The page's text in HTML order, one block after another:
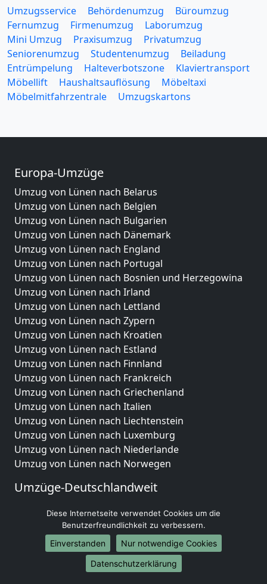
Umzugsservice Behördenumzug
Büroumzug
Fernumzug
Firmenumzug
Laborumzug
Mini Umzug
Praxisumzug
Privatumzug
Seniorenumzug
Studentenumzug
Beiladung
Entrümpelung
Halteverbotszone
Klaviertransport
Möbellift
Haushaltsauflösung
Möbeltaxi
Möbelmitfahrzentrale
Umzugskartons
Europa-Umzüge
Umzug von Lünen nach Belarus
Umzug von Lünen nach Belgien
Umzug von Lünen nach Bulgarien
Umzug von Lünen nach Dänemark
Umzug von Lünen nach England
Umzug von Lünen nach Portugal
Umzug von Lünen nach Bosnien und Herzegowina
Umzug von Lünen nach Irland
Umzug von Lünen nach Lettland
Umzug von Lünen nach Zypern
Umzug von Lünen nach Kroatien
Umzug von Lünen nach Estland
Umzug von Lünen nach Finnland
Umzug von Lünen nach Frankreich
Umzug von Lünen nach Griechenland
Umzug von Lünen nach Italien
Umzug von Lünen nach Liechtenstein
Umzug von Lünen nach Luxemburg
Umzug von Lünen nach Niederlande
Umzug von Lünen nach Norwegen
Umzüge-Deutschlandweit
Umzug von Lünen nach Hamburg
Umzug von Lünen nach München
Umzug von Lünen nach Köln
Umzug von Lünen nach Frankfurt am Main
Diese Internetseite verwendet Cookies um die
Benutzerfreundlichkeit zu verbessern.
Einverstanden
Nur notwendige Cookies
Datenschutzerklärung